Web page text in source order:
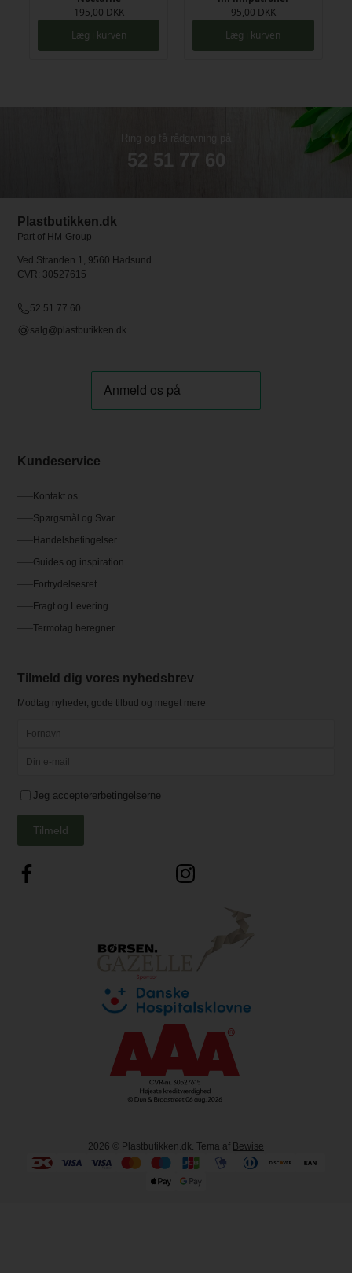
195,00 DKK
Læg i kurven
95,00 DKK
Læg i kurven
Ring og få rådgivning på
52 51 77 60
Plastbutikken.dk
Part of HM-Group
Ved Stranden 1, 9560 Hadsund
CVR: 30527615
52 51 77 60
salg@plastbutikken.dk
Kundeservice
Kontakt os
Spørgsmål og Svar
Handelsbetingelser
Guides og inspiration
Fortrydelsesret
Fragt og Levering
Termotag beregner
Tilmeld dig vores nyhedsbrev
Modtag nyheder, gode tilbud og meget mere
Jeg accepterer betingelserne
Tilmeld
2026 © Plastbutikken.dk. Tema af Bewise